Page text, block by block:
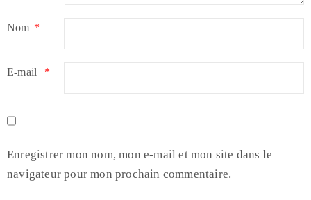
Nom *
E-mail *
Enregistrer mon nom, mon e-mail et mon site dans le
navigateur pour mon prochain commentaire.